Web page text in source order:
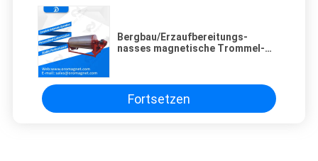
Bergbau/Erzaufbereitungs-
nasses magnetische Trommel-
Fortsetzen